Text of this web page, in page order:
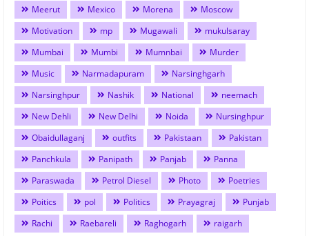
Meerut
Mexico Morena
Moscow
Motivation
mp Mugawali
mukulsaray
Mumbai
Mumbi Mumnbai
Murder
Music
Narmadapuram
Narsinghgarh
Narsinghpur
Nashik National
neemach
New Dehli
New Delhi Noida
Nursinghpur
Obaidullaganj
outfits Pakistaan
Pakistan
Panchkula
Panipath Panjab
Panna
Paraswada
Petrol Diesel Photo
Poetries
Poitics
pol Politics Prayagraj
Punjab
Rachi
Raebareli Raghogarh
raigarh